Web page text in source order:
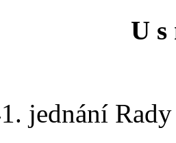
U s
jednání